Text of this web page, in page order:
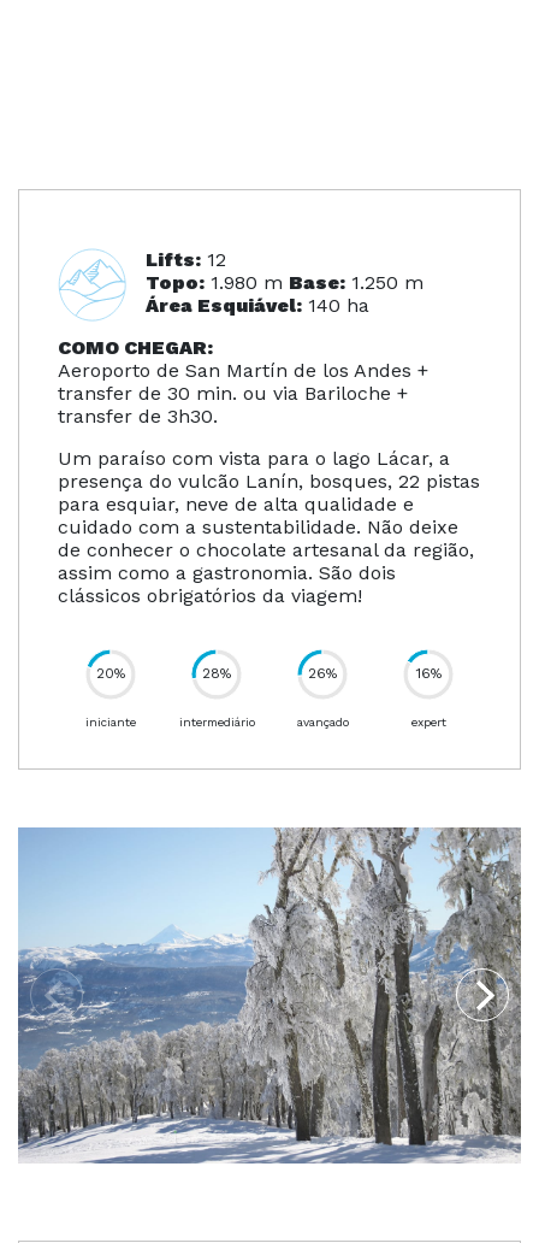
Lifts: 12
Topo: 1.980 m Base: 1.250 m
Área Esquiável: 140 ha
COMO CHEGAR:
Aeroporto de San Martín de los Andes +
transfer de 30 min. ou via Bariloche +
transfer de 3h30.
Um paraíso com vista para o lago Lácar, a
presença do vulcão Lanín, bosques, 22 pistas
para esquiar, neve de alta qualidade e
cuidado com a sustentabilidade. Não deixe
de conhecer o chocolate artesanal da região,
assim como a gastronomia. São dois
clássicos obrigatórios da viagem!
20% 28% 26% 16%
iniciante intermediário avançado expert